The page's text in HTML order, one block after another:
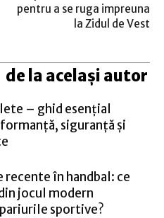
pentru a se ruga impreuna
la Zidul de Vest
de la același autor
– ghid esențial
siguranță și
recente în handbal: ce
jocul modern
sportive?